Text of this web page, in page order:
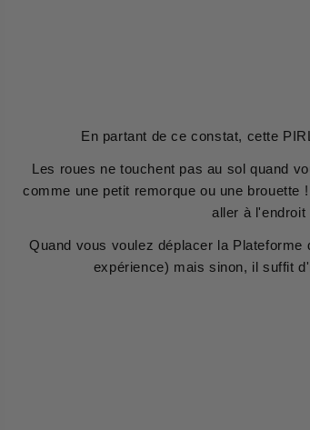
En partant de ce constat, cette
Les roues ne touchent pas au sol quand
comme une petit remorque ou une
aller à l'endroit
Quand vous voulez déplacer la
expérience) mais sinon, il suffit